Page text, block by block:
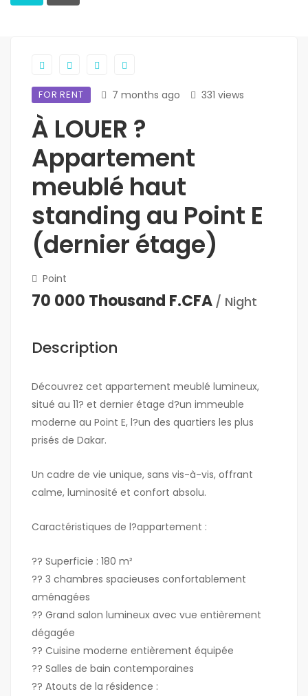
FOR RENT 7 months ago 331 views
À LOUER ?
Appartement
meublé haut
standing au Point E
(dernier étage)
Point
70 000 Thousand F.CFA / Night
Description
Découvrez cet appartement meublé lumineux,
situé au 11? et dernier étage d?un immeuble
moderne au Point E, l?un des quartiers les plus
prisés de Dakar.
Un cadre de vie unique, sans vis-à-vis, offrant
calme, luminosité et confort absolu.
Caractéristiques de l?appartement :
?? Superficie : 180 m²
?? 3 chambres spacieuses confortablement
aménagées
?? Grand salon lumineux avec vue entièrement
dégagée
?? Cuisine moderne entièrement équipée
?? Salles de bain contemporaines
?? Atouts de la résidence :